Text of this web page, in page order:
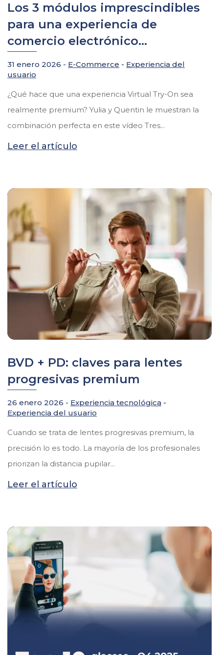
Los 3 módulos imprescindibles
para una experiencia de
comercio electrónico...
31 enero 2026 - E-Commerce - Experiencia del
usuario
¿Qué hace que una experiencia Virtual Try-On sea
realmente premium? Yulia y Quentin le muestran la
combinación perfecta en este vídeo Tres...
Leer el artículo
BVD + PD: claves para lentes
progresivas premium
26 enero 2026 - Experiencia tecnológica -
Experiencia del usuario
Cuando se trata de lentes progresivas premium, la
precisión lo es todo. La mayoría de los profesionales
priorizan la distancia pupilar...
Leer el artículo